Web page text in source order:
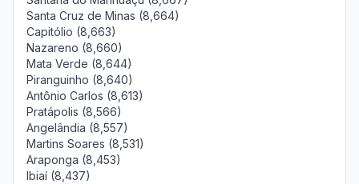
Santa Cruz de Minas (8,664)
Capitólio (8,663)
Nazareno (8,660)
Mata Verde (8,644)
Piranguinho (8,640)
Antônio Carlos (8,613)
Pratápolis (8,566)
Angelândia (8,557)
Martins Soares (8,531)
Araponga (8,453)
Ibiaí (8,437)